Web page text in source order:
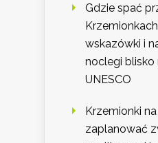
Gdzie spać
wskazówki i
noclegi blisko
UNESCO
Krzemionki
zaplanować